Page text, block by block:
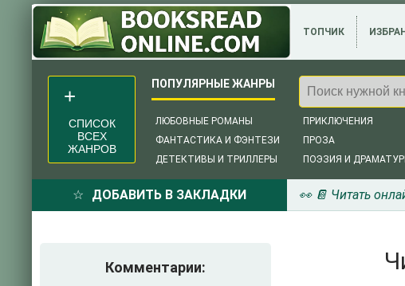
ТОПЧИК
ЛЮБОВНЫЕ РОМАНЫ
ФАНТАСТИКА И ФЭНТЕЗИ
ДЕТЕКТИВЫ И ТРИЛЛЕРЫ
ПРИКЛЮЧЕНИЯ
ПРОЗА
ПОЭЗИЯ И
СПИСОК
ВСЕХ
ЖАНРОВ
ДОБАВИТЬ В ЗАКЛАДКИ 👀 📔 Читать
Комментарии: